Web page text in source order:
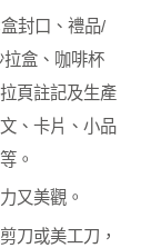
封口、禮品/
盒、咖啡杯
頁註記及生產
、卡片、小品
。
又美觀。
刀或美工刀，